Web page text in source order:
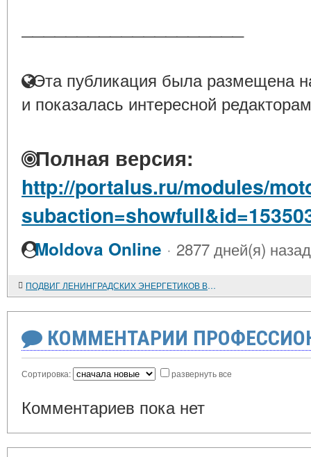
Эта публикация была размещена
и показалась интересной
Полная версия:
http://portalus.ru/modules/
Moldova Online · 2877 дней(я) назад
ПОДВИГ ЛЕНИНГРАДСКИХ ЭНЕРГЕТИКОВ В ГОДЫ БЛОКАДЫ
КОММЕНТАРИИ
Сортировка: развернуть все
Комментариев пока нет